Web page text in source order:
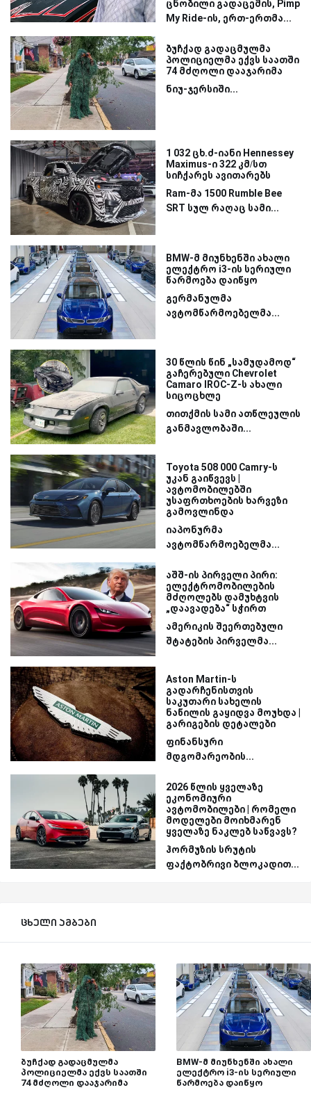
ცნობილი გადაცემის, Pimp
My Ride-ის, ერთ-ერთმა...
ბუჩქად გადაცმულმა
პოლიციელმა ექვს საათში
74 მძღოლი დააჯარიმა
ნიუ-ჯერსიში...
1 032 ცხ.ძ-იანი Hennessey
Maximus-ი 322 კმ/სთ
სიჩქარეს ავითარებს
Ram-მა 1500 Rumble Bee
SRT სულ რაღაც სამი...
BMW-მ მიუნხენში ახალი
ელექტრო i3-ის სერიული
წარმოება დაიწყო
გერმანულმა
ავტომწარმოებელმა...
30 წლის წინ „სამუდამოდ“
გაჩერებული Chevrolet
Camaro IROC-Z-ს ახალი
სიცოცხლე
თითქმის სამი ათწლეულის
განმავლობაში...
Toyota 508 000 Camry-ს
უკან გაიწვევს |
ავტომობილებში
უსაფრთხოების ხარვეზი
გამოვლინდა
იაპონურმა
ავტომწარმოებელმა...
აშშ-ის პირველი პირი:
ელექტრომობილების
მძღოლებს დამუხტვის
„დაავადება“ სჭირთ
ამერიკის შეერთებული
შტატების პირველმა...
Aston Martin-ს
გადარჩენისთვის
საკუთარი სახელის
ნაწილის გაყიდვა მოუხდა |
გარიგების დეტალები
ფინანსური
მდგომარეობის...
2026 წლის ყველაზე
ეკონომიური
ავტომობილები | რომელი
მოდელები მოიხმარენ
ყველაზე ნაკლებ საწვავს?
ჰორმუზის სრუტის
ფაქტობრივი ბლოკადით...
ცხელი ამბები
ბუჩქად გადაცმულმა
პოლიციელმა ექვს საათში
74 მძღოლი დააჯარიმა
BMW-მ მიუნხენში ახალი
ელექტრო i3-ის სერიული
წარმოება დაიწყო